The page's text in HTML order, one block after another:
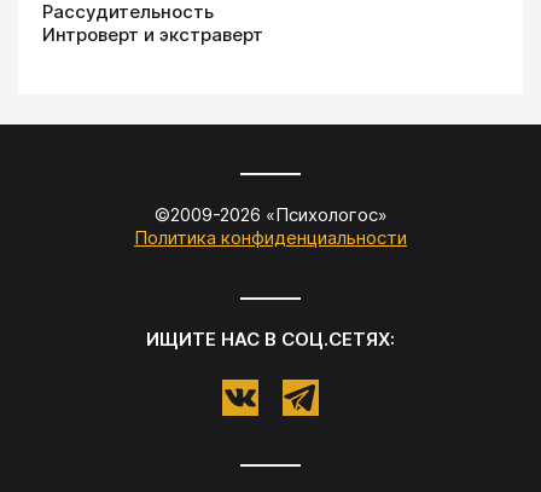
Рассудительность
Интроверт и экстраверт
©2009-2026 «Психологос»
Политика конфиденциальности
ИЩИТЕ НАС В СОЦ.СЕТЯХ: